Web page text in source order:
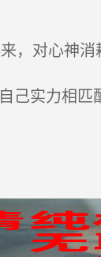
，对心神消
己实力相匹